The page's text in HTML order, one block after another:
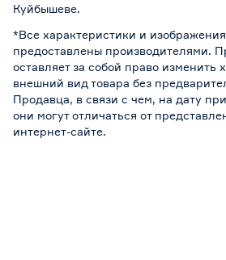
Куйбышеве.
*Все характеристики и
предоставлены производителями.
оставляет за собой право изменить
внешний вид товара без
Продавца, в связи с чем, на дату
они могут отличаться от
интернет-сайте.